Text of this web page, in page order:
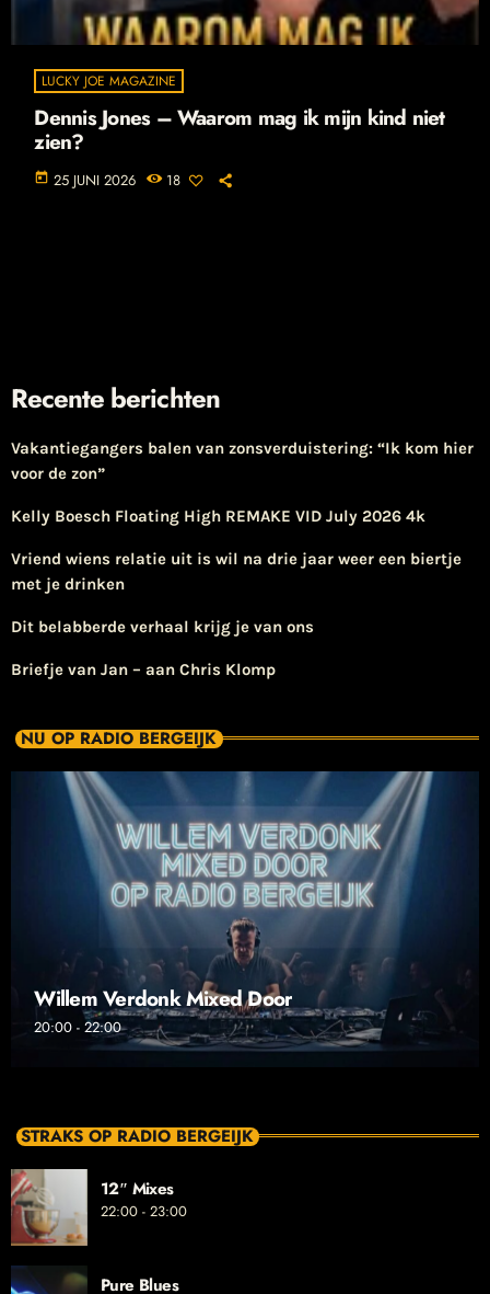
LUCKY JOE MAGAZINE
Dennis Jones – Waarom mag ik mijn kind niet
zien?
today 25 JUNI 2026 18
Recente berichten
Vakantiegangers balen van zonsverduistering: “Ik kom hier
voor de zon”
Kelly Boesch Floating High REMAKE VID July 2026 4k
Vriend wiens relatie uit is wil na drie jaar weer een biertje
met je drinken
Dit belabberde verhaal krijg je van ons
Briefje van Jan – aan Chris Klomp
NU OP RADIO BERGEIJK
Willem Verdonk Mixed Door
20:00 - 22:00
STRAKS OP RADIO BERGEIJK
12″ Mixes
22:00 - 23:00
Pure Blues